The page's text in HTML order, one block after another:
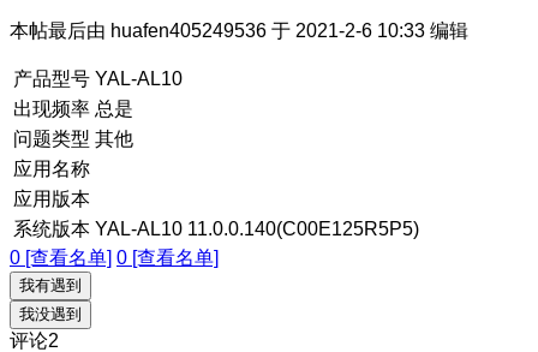
本帖最后由 huafen405249536 于 2021-2-6 10:33 编辑
产品型号 YAL-AL10
出现频率 总是
问题类型 其他
应用名称
应用版本
系统版本 YAL-AL10 11.0.0.140(C00E125R5P5)
0 [查看名单] 0 [查看名单]
我有遇到
我没遇到
评论2